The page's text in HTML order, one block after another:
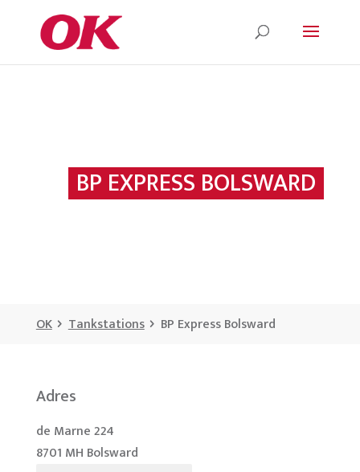
BP EXPRESS BOLSWARD
OK Tankstations BP Express Bolsward
Adres
de Marne 224
8701 MH Bolsward